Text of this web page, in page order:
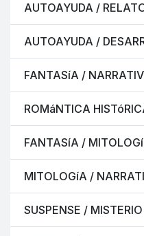
AUTOAYUDA /
AUTOAYUDA /
FANTASíA /
ROMáNTICA
FANTASíA /
MITOLOGíA /
SUSPENSE /